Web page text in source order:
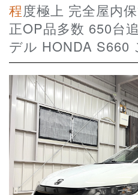
程度極上 完全屋内保管ワンオーナー 純
正OP品多数 650台
デル HONDA S660